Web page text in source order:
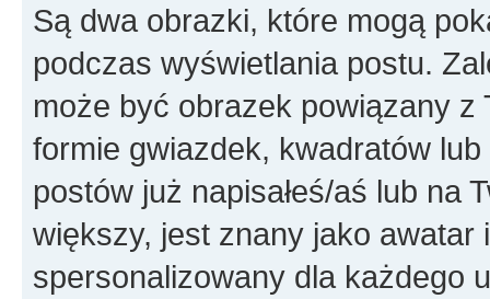
Są dwa obrazki, które mogą
podczas wyświetlania postu.
może być obrazek powiązany z
formie gwiazdek, kwadratów
postów już napisałeś/aś lub na
większy, jest znany jako
spersonalizowany dla każdego